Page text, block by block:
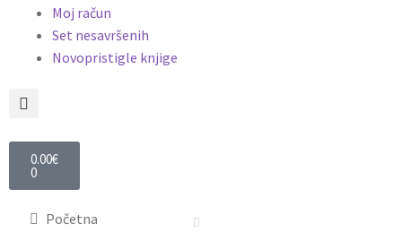
Moj račun
Set nesavršenih
Novopristigle knjige
0.00€
0
Početna